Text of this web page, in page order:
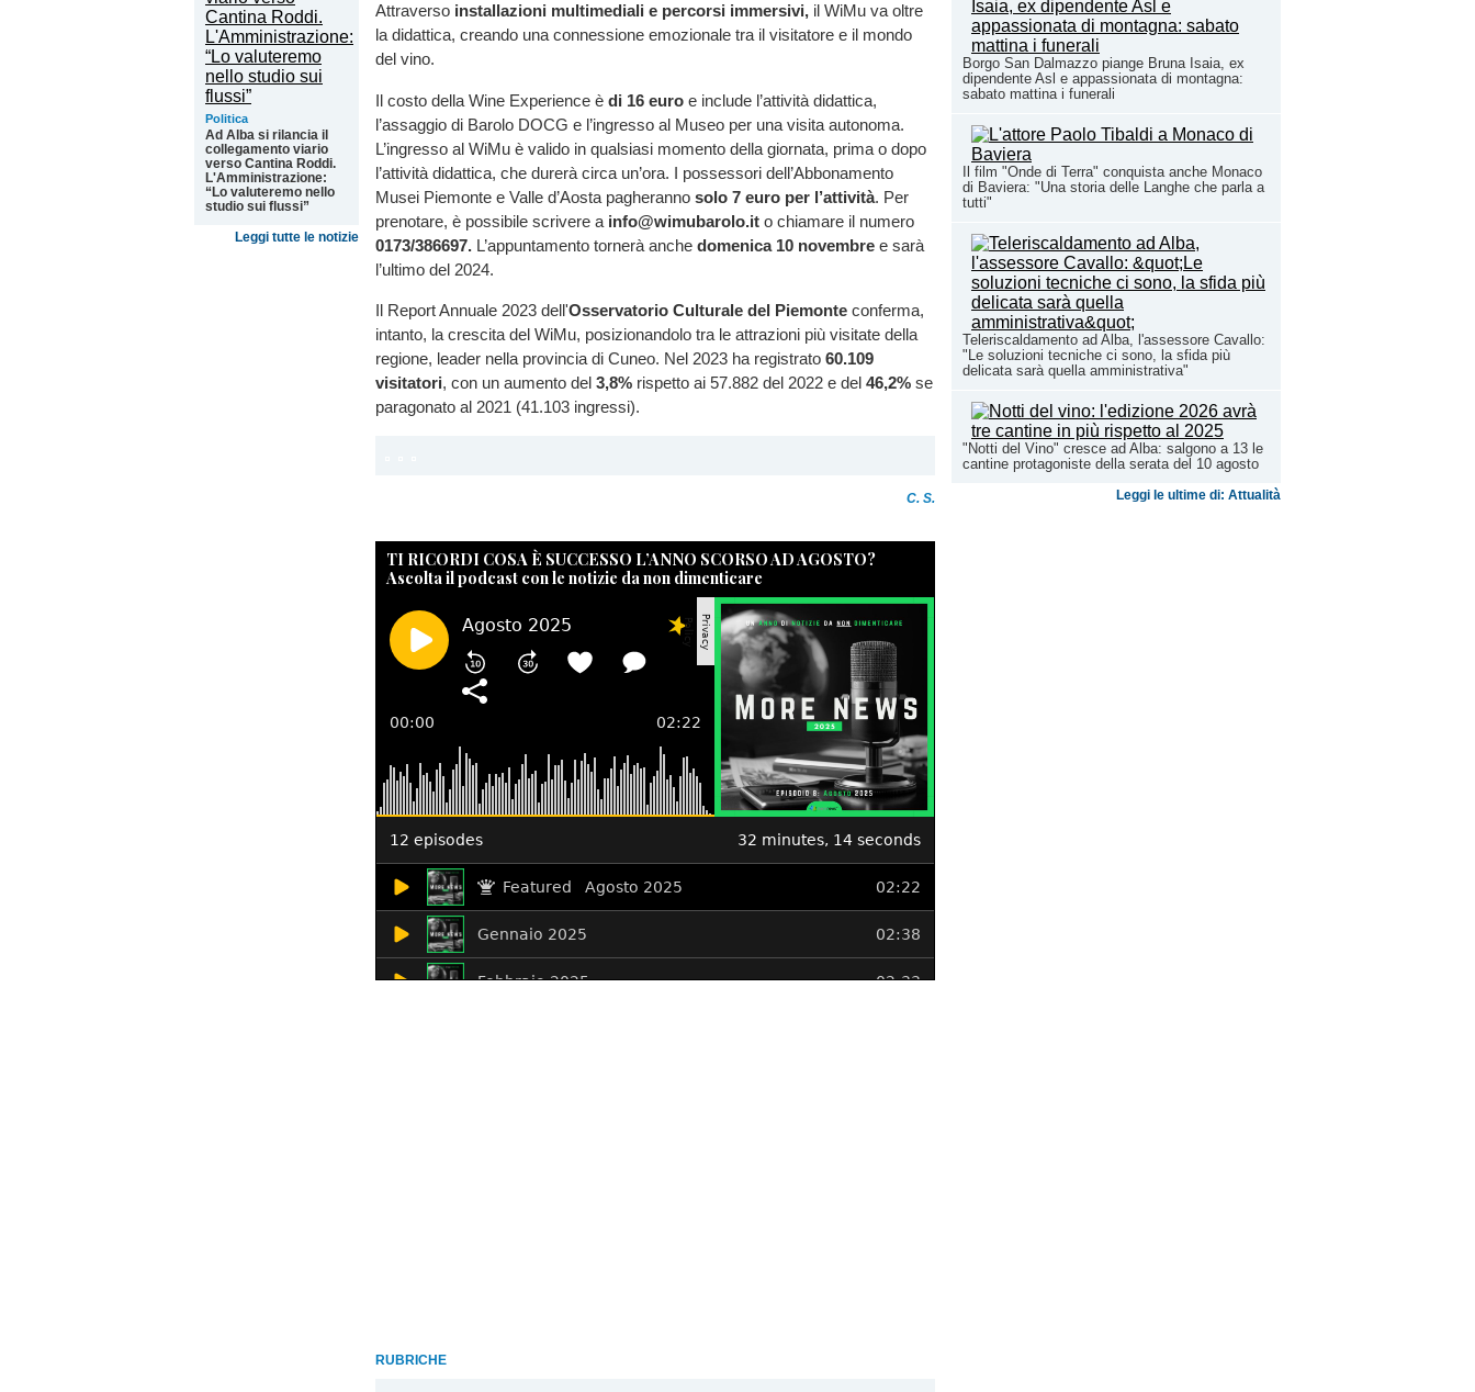
Borgo San Dalmazzo piange Bruna Isaia, ex
dipendente Asl e appassionata di montagna:
sabato mattina i funerali
Il film "Onde di Terra" conquista anche Monaco
di Baviera: "Una storia delle Langhe che parla a
tutti"
Teleriscaldamento ad Alba, l'assessore Cavallo:
"Le soluzioni tecniche ci sono, la sfida più
delicata sarà quella amministrativa"
"Notti del Vino" cresce ad Alba: salgono a 13 le
cantine protagoniste della serata del 10 agosto
Leggi le ultime di: Attualità
Politica
Ad Alba si rilancia il
collegamento viario
verso Cantina Roddi.
L'Amministrazione:
“Lo valuteremo nello
studio sui flussi”
Leggi tutte le notizie
Attraverso installazioni multimediali e percorsi immersivi, il WiMu va oltre
la didattica, creando una connessione emozionale tra il visitatore e il mondo
del vino.
Il costo della Wine Experience è di 16 euro e include l’attività didattica,
l’assaggio di Barolo DOCG e l’ingresso al Museo per una visita autonoma.
L’ingresso al WiMu è valido in qualsiasi momento della giornata, prima o dopo
l’attività didattica, che durerà circa un’ora. I possessori dell’Abbonamento
Musei Piemonte e Valle d’Aosta pagheranno solo 7 euro per l’attività. Per
prenotare, è possibile scrivere a info@wimubarolo.it o chiamare il numero
0173/386697. L’appuntamento tornerà anche domenica 10 novembre e sarà
l’ultimo del 2024.
Il Report Annuale 2023 dell'Osservatorio Culturale del Piemonte conferma,
intanto, la crescita del WiMu, posizionandolo tra le attrazioni più visitate della
regione, leader nella provincia di Cuneo. Nel 2023 ha registrato 60.109
visitatori, con un aumento del 3,8% rispetto ai 57.882 del 2022​ e del 46,2% se
paragonato al 2021 (41.103 ingressi).
C. S.
TI RICORDI COSA È SUCCESSO L’ANNO SCORSO AD AGOSTO?
Ascolta il podcast con le notizie da non dimenticare
RUBRICHE